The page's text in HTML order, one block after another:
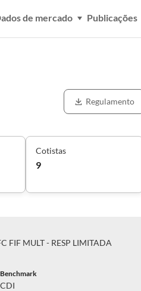
de mercado Publicações
Regulamento
Cotistas
9
FIF MULT - RESP LIMITADA
Benchmark
CDI